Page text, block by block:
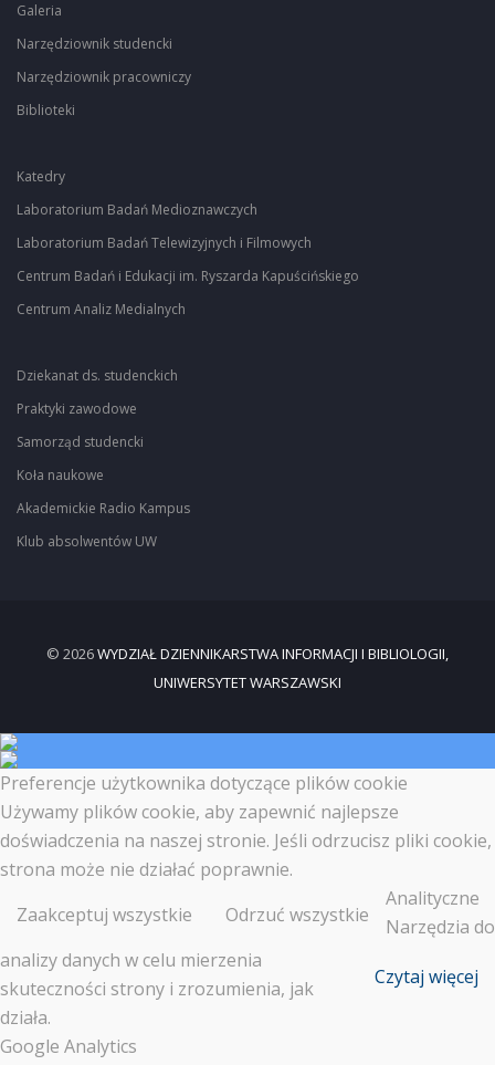
Galeria
Narzędziownik studencki
Narzędziownik pracowniczy
Biblioteki
Katedry
Laboratorium Badań Medioznawczych
Laboratorium Badań Telewizyjnych i Filmowych
Centrum Badań i Edukacji im. Ryszarda Kapuścińskiego
Centrum Analiz Medialnych
Dziekanat ds. studenckich
Praktyki zawodowe
Samorząd studencki
Koła naukowe
Akademickie Radio Kampus
Klub absolwentów UW
© 2026WYDZIAŁ DZIENNIKARSTWA INFORMACJI I BIBLIOLOGII,
UNIWERSYTET WARSZAWSKI
Preferencje użytkownika dotyczące plików cookie
Używamy plików cookie, aby zapewnić najlepsze
doświadczenia na naszej stronie. Jeśli odrzucisz pliki cookie,
strona może nie działać poprawnie.
Zaakceptuj wszystkie
Odrzuć wszystkie
Czytaj więcej
Analityczne
Narzędzia do
analizy danych w celu mierzenia
skuteczności strony i zrozumienia, jak
działa.
Google Analytics